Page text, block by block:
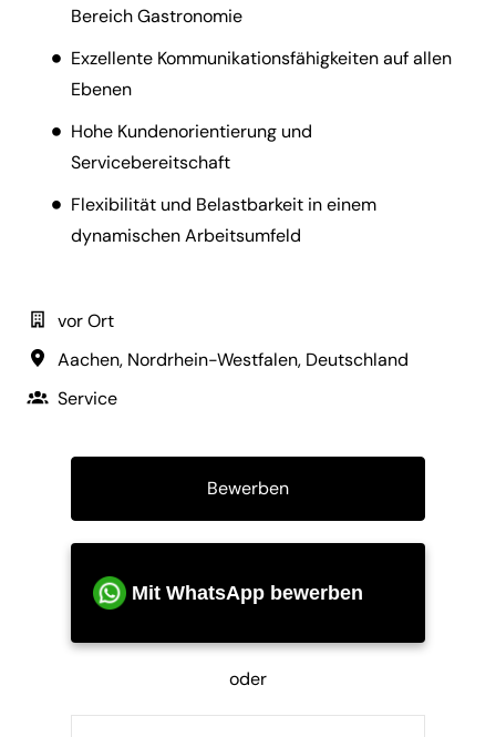
Bereich Gastronomie
Exzellente Kommunikationsfähigkeiten auf allen
Ebenen
Hohe Kundenorientierung und
Servicebereitschaft
Flexibilität und Belastbarkeit in einem
dynamischen Arbeitsumfeld
vor Ort
Aachen, Nordrhein-Westfalen, Deutschland
Service
Bewerben
Mit WhatsApp bewerben
oder